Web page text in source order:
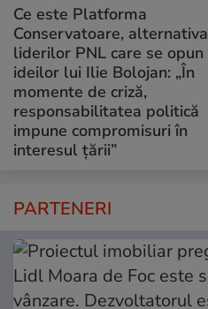
Ce este Platforma
Conservatoare, alternativa
liderilor PNL care se opun
ideilor lui Ilie Bolojan: „În
momente de criză,
responsabilitatea politică
impune compromisuri în
interesul țării”
PARTENERI